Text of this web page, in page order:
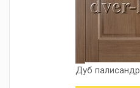
Дуб палисандр